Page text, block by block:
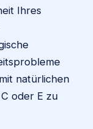
Ihres
natürlichen
oder E zu